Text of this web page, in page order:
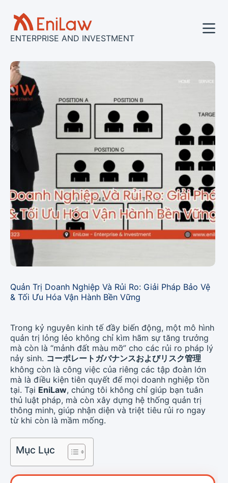
コ
ン
テ
ツ
へ
ス
キ
プ
ENTERPRISE AND INVESTMENT
Quản Trị Doanh Nghiệp Và Rủi Ro: Giải Pháp Bảo Vệ
& Tối Ưu Hóa Vận Hành Bền Vững
Trong kỷ nguyên kinh tế đầy biến động, một mô hình
quản trị lỏng lẻo không chỉ kìm hãm sự tăng trưởng
mà còn là “mảnh đất màu mỡ” cho các rủi ro pháp lý
nảy sinh. コーポレートガバナンスおよびリスク管理
không còn là công việc của riêng các tập đoàn lớn
mà là điều kiện tiên quyết để mọi doanh nghiệp tồn
tại. Tại EniLaw, chúng tôi không chỉ giúp bạn tuân
thủ luật pháp, mà còn xây dựng hệ thống quản trị
thông minh, giúp nhận diện và triệt tiêu rủi ro ngay
từ khi còn là mầm mống.
Mục Lục